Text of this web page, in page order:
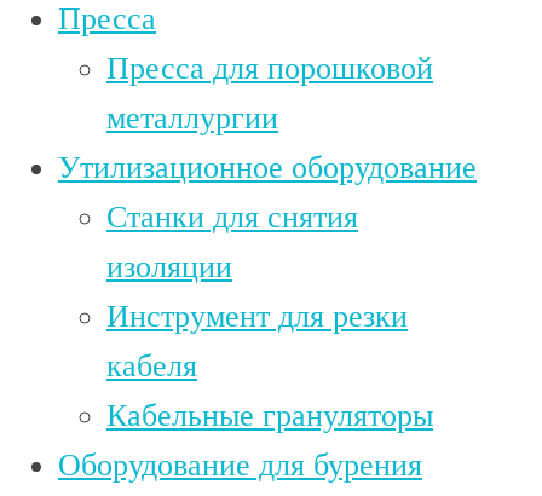
Пресса
Пресса для порошковой
металлургии
Утилизационное оборудование
Станки для снятия
изоляции
Инструмент для резки
кабеля
Кабельные грануляторы
Оборудование для бурения